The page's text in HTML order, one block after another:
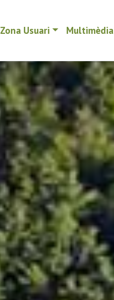
Zona Usuari Multimèdia